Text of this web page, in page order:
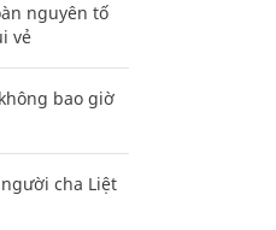
nguyên tố
vẻ
bao giờ
cha Liệt